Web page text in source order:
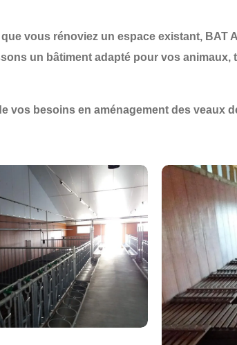
vous rénoviez un espace existant, BAT
un bâtiment adapté pour vos animaux,
vos besoins en aménagement des veaux